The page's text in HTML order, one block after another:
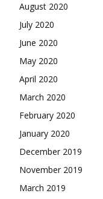
August 2020
July 2020
June 2020
May 2020
April 2020
March 2020
February 2020
January 2020
December 2019
November 2019
March 2019